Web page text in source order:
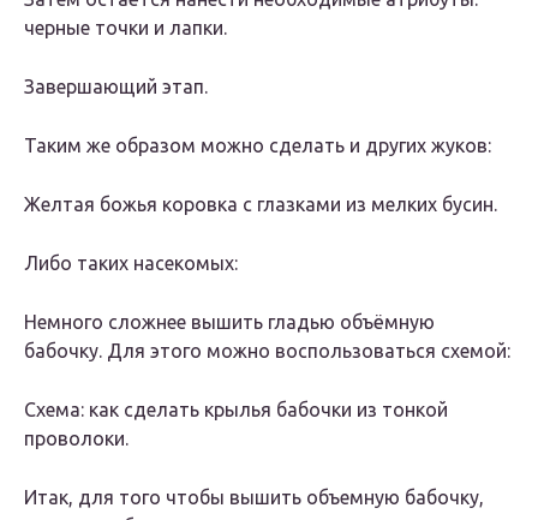
черные точки и лапки.
Завершающий этап.
Таким же образом можно сделать и других жуков:
Желтая божья коровка с глазками из мелких бусин.
Либо таких насекомых:
Немного сложнее вышить гладью объёмную
бабочку. Для этого можно воспользоваться схемой:
Схема: как сделать крылья бабочки из тонкой
проволоки.
Итак, для того чтобы вышить объемную бабочку,